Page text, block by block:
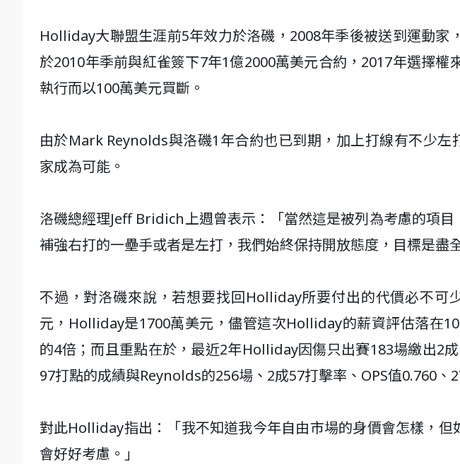
Holliday大聯盟生涯前5年效力於洛磯，2008年季後被送到運動家
於2010年季前與紅雀簽下7年1億2000萬美元合約，2017年選擇權
執行而以100萬美元買斷。
由於Mark Reynolds與洛磯1年合約也已到期，加上打線有不少
家成為可能。
洛磯總經理Jeff Bridich上週曾表示：「當然這是被列為考慮的項
補強右打的一壘手或者是左打，我們始終保持開放態度，目標是盡
不過，對洛磯來說，若想要找回Holliday所要付出的代價必不可
元，Holliday是1700萬美元，儘管這次Holliday的薪資評估落在
的4倍；而且重點在於，最近2年Holliday因傷只出賽183場繳出2成
97打點的成績與Reynolds的256場、2成57打擊率、OPS值0.760、
對此Holliday指出：「我不知道我今年自由市場的身價會怎樣，但
會好好考慮。」